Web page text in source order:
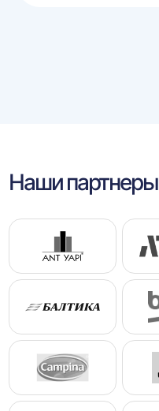
Наши партнеры